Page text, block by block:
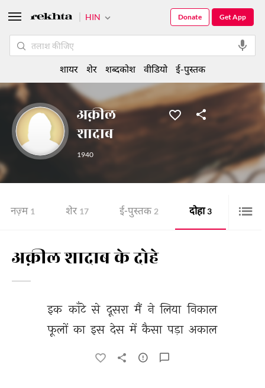
अक़ील
शादाब
1940
नज़्म 1 शेर 17 ई-पुस्तक 2 दोहा 3
अक़ील शादाब के दोहे
इक काँटे से दूसरा मैं ने लिया निकाल
फूलों का इस देस में कैसा पड़ा अकाल
HIN Get App
Donate
शायर शेर शब्दकोश वीडियो ई-पुस्तक